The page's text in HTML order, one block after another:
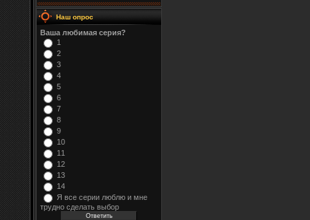
Наш опрос
Ваша любимая серия?
1
2
3
4
5
6
7
8
9
10
11
12
13
14
Я все серии люблю и мне
трудно сделать выбор